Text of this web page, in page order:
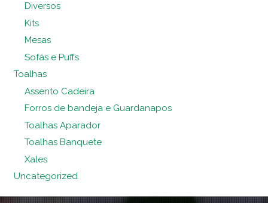
Diversos
Kits
Mesas
Sofás e Puffs
Toalhas
Assento Cadeira
Forros de bandeja e Guardanapos
Toalhas Aparador
Toalhas Banquete
Xales
Uncategorized